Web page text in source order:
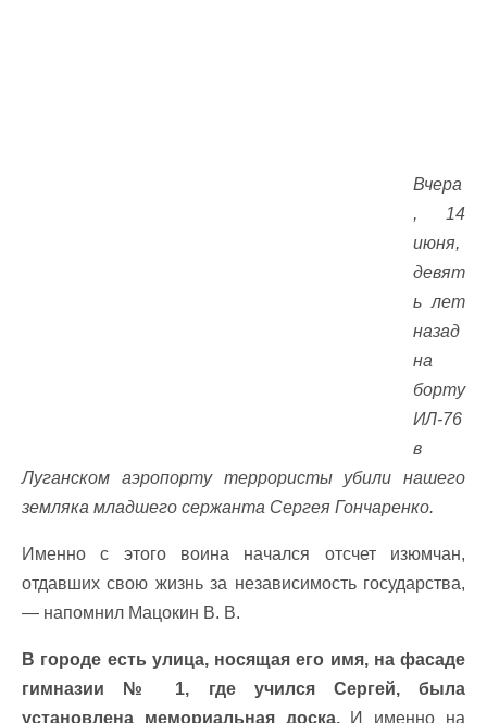
Вчера
, 14
июня,
девят
ь лет
назад
на
борту
ИЛ-76
в
Луганском аэропорту террористы убили нашего
земляка младшего сержанта Сергея Гончаренко.
Именно с этого воина начался отсчет изюмчан,
отдавших свою жизнь за независимость государства,
— напомнил Мацокин В. В.
В городе есть улица, носящая его имя, на фасаде
гимназии № 1, где учился Сергей, была
установлена мемориальная доска.И именно на